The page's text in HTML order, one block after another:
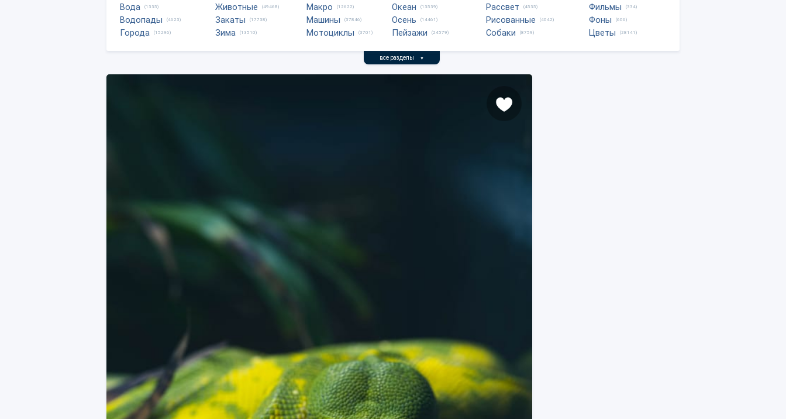
Вода (1335)
Водопады (4623)
Города (15296)
Животные (49468)
Закаты (17738)
Зима (13510)
Макро (12622)
Машины (37846)
Мотоциклы (3701)
Океан (13539)
Осень (14461)
Пейзажи (24579)
Рассвет (4535)
Рисованные (4042)
Собаки (8759)
Фильмы (334)
Фоны (606)
Цветы (28141)
все разделы ▼